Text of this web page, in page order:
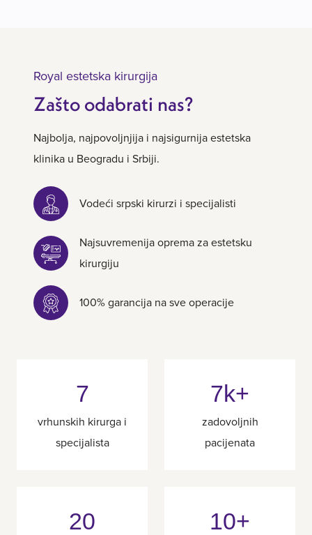
Royal estetska kirurgija
Zašto odabrati nas?
Najbolja, najpovoljnjija i najsigurnija estetska
klinika u Beogradu i Srbiji.
Vodeći srpski kirurzi i specijalisti
Najsuvremenija oprema za estetsku
kirurgiju
100% garancija na sve operacije
7
vrhunskih kirurga i
specijalista
7k+
zadovoljnih
pacijenata
20 10+